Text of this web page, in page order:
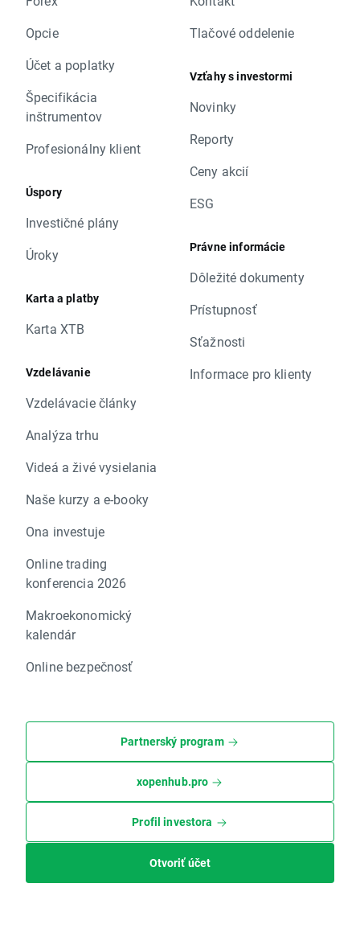
Opcie
Účet a poplatky
Špecifikácia
inštrumentov
Profesionálny klient
Úspory
Investičné plány
Úroky
Karta a platby
Karta XTB
Vzdelávanie
Vzdelávacie články
Analýza trhu
Videá a živé vysielania
Naše kurzy a e-booky
Ona investuje
Online trading
konferencia 2026
Makroekonomický
kalendár
Online bezpečnosť
Tlačové oddelenie
Vzťahy s investormi
Novinky
Reporty
Ceny akcií
ESG
Právne informácie
Dôležité dokumenty
Prístupnosť
Sťažnosti
Informace pro klienty
Partnerský program
xopenhub.pro
Profil investora
Otvoriť účet